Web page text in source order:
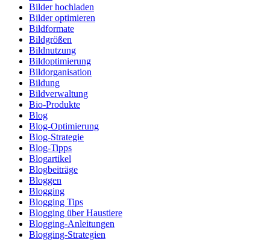
Bilder hochladen
Bilder optimieren
Bildformate
Bildgrößen
Bildnutzung
Bildoptimierung
Bildorganisation
Bildung
Bildverwaltung
Bio-Produkte
Blog
Blog-Optimierung
Blog-Strategie
Blog-Tipps
Blogartikel
Blogbeiträge
Bloggen
Blogging
Blogging Tips
Blogging über Haustiere
Blogging-Anleitungen
Blogging-Strategien